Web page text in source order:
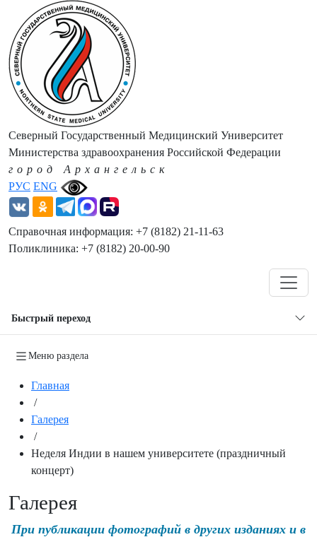
РУС ENG
Северный Государственный Медицинский Университет
Министерства здравоохранения Российской Федерации
город Архангельск
Справочная информация: +7 (8182) 21-11-63
Поликлиника: +7 (8182) 20-00-90
Быстрый переход
Меню раздела
Главная
/
Галерея
/
Неделя Индии в нашем университете (праздничный
концерт)
Галерея
При публикации фотографий в других изданиях и в